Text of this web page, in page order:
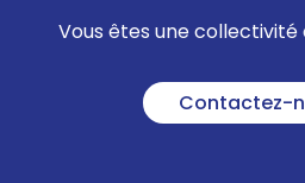
Vous êtes une collectivité
Contactez-